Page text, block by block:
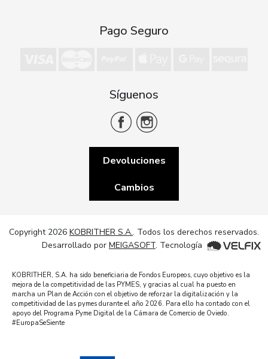
Pago Seguro
Síguenos
Devoluciones
Cambios
Copyright 2026 KOBRITHER S.A.. Todos los derechos reservados.
Desarrollado por MEIGASOFT. Tecnología
KOBRITHER, S.A. ha sido beneficiaria de Fondos Europeos, cuyo objetivo es la
mejora de la competitividad de las PYMES, y gracias al cual ha puesto en
marcha un Plan de Acción con el objetivo de reforzar la digitalización y la
competitividad de las pymes durante el año 2026. Para ello ha contado con el
apoyo del Programa Pyme Digital de la Cámara de Comercio de Oviedo.
#EuropaSeSiente